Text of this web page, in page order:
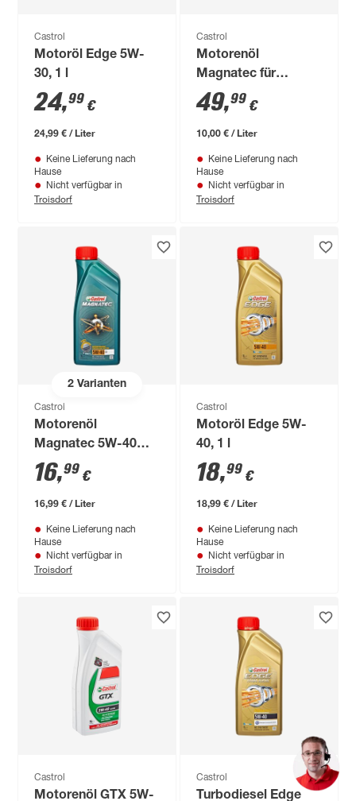
Castrol
Motoröl Edge 5W-
30, 1 l
24,99 €
24,99 € / Liter
Keine Lieferung nach
Hause
Nicht verfügbar in
Troisdorf
Castrol
Motorenöl
Magnatec für
Dieselmotoren 10W-
40 B4, 5 l
49,99 €
10,00 € / Liter
Keine Lieferung nach
Hause
Nicht verfügbar in
Troisdorf
2Varianten
Castrol
Motorenöl
Magnatec 5W-40
C3, 1 l
16,99 €
16,99 € / Liter
Keine Lieferung nach
Hause
Nicht verfügbar in
Troisdorf
Castrol
Motoröl Edge 5W-
40, 1 l
18,99 €
18,99 € / Liter
Keine Lieferung nach
Hause
Nicht verfügbar in
Troisdorf
Castrol
Motorenöl GTX 5W-
Castrol
Turbodiesel Edge